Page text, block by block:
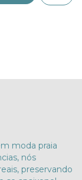
moda praia
nós
preservando